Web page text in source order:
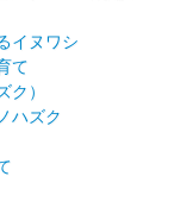
イヌワシ
て
）
ハズク